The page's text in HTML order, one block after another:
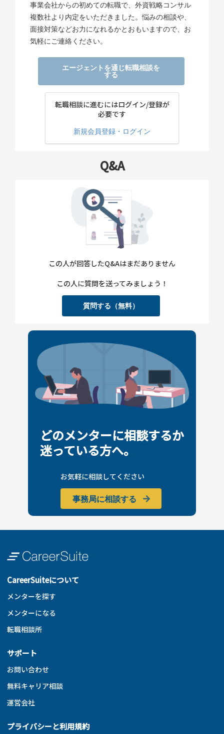
事業会社からの初めての転職で、外資戦略コンサル
複数社より内定をいただきました。悩みの相談や、
面接対策などお力になれるかとおもいますので、お
気軽にご連絡ください。
エージェントを通じ転職相談を
する
転職相談に進むにはログイン/登録が
必要です
新規会員登録・ログイン
Q&A
この人が回答したQ&Aはまだありません
この人に質問を送ってみましょう！
質問する（無料）
どのメンターに相談するか
迷っている方へ。
お気軽に相談してください
事務局に相談する
CareerSuiteについて
メンターを探す
メンターになる
転職相談所
サポート
お問い合わせ
無料キャリア相談
運営会社
プライバシーと利用規約